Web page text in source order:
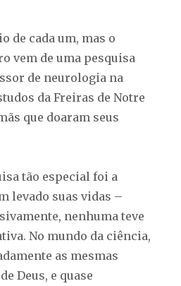
de cada um, mas o
vem de uma pesquisa
de neurologia na
da Freiras de Notre
que doaram seus
tão especial foi a
levado suas vidas –
nenhuma teve
No mundo da ciência,
as mesmas
Deus, e quase